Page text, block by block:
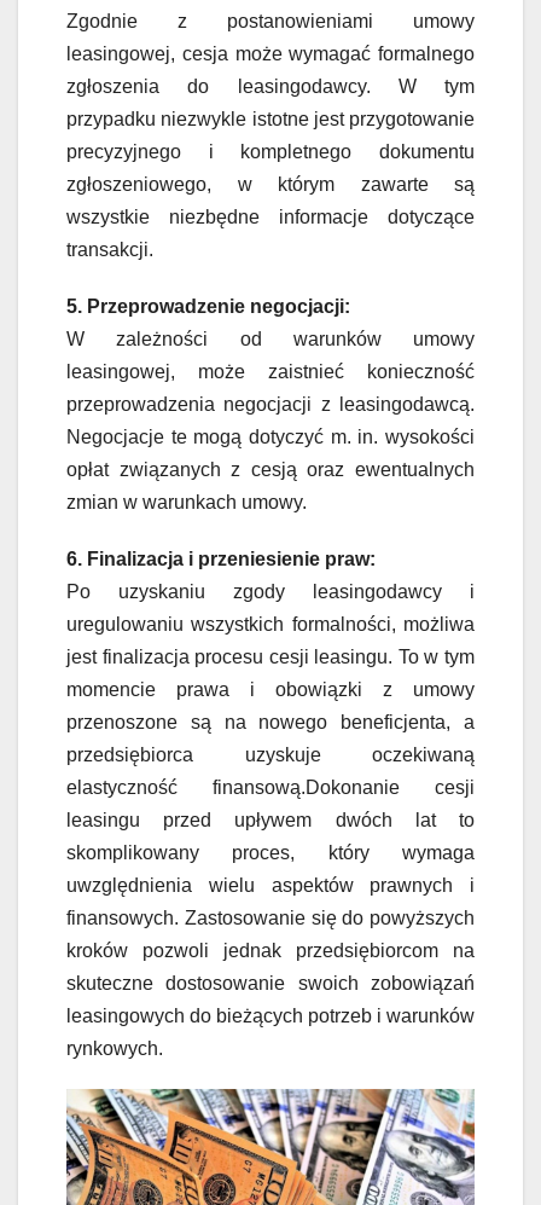
Zgodnie z postanowieniami umowy
leasingowej, cesja może wymagać formalnego
zgłoszenia do leasingodawcy. W tym
przypadku niezwykle istotne jest przygotowanie
precyzyjnego i kompletnego dokumentu
zgłoszeniowego, w którym zawarte są
wszystkie niezbędne informacje dotyczące
transakcji.
5. Przeprowadzenie negocjacji:
W zależności od warunków umowy
leasingowej, może zaistnieć konieczność
przeprowadzenia negocjacji z leasingodawcą.
Negocjacje te mogą dotyczyć m. in. wysokości
opłat związanych z cesją oraz ewentualnych
zmian w warunkach umowy.
6. Finalizacja i przeniesienie praw:
Po uzyskaniu zgody leasingodawcy i
uregulowaniu wszystkich formalności, możliwa
jest finalizacja procesu cesji leasingu. To w tym
momencie prawa i obowiązki z umowy
przenoszone są na nowego beneficjenta, a
przedsiębiorca uzyskuje oczekiwaną
elastyczność finansową.Dokonanie cesji
leasingu przed upływem dwóch lat to
skomplikowany proces, który wymaga
uwzględnienia wielu aspektów prawnych i
finansowych. Zastosowanie się do powyższych
kroków pozwoli jednak przedsiębiorcom na
skuteczne dostosowanie swoich zobowiązań
leasingowych do bieżących potrzeb i warunków
rynkowych.